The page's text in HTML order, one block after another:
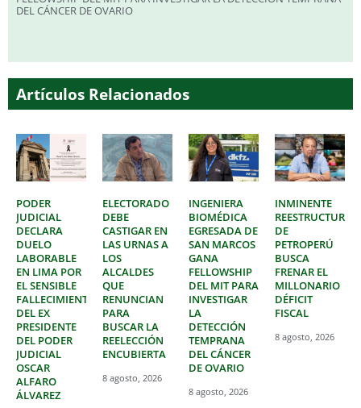
DEL CÁNCER DE OVARIO
Artículos Relacionados
PODER
JUDICIAL
DECLARA
DUELO
LABORABLE
EN LIMA POR
EL SENSIBLE
FALLECIMIENTO
DEL EX
PRESIDENTE
DEL PODER
JUDICIAL
OSCAR
ALFARO
ÁLVAREZ
ELECTORADO
DEBE
CASTIGAR EN
LAS URNAS A
LOS
ALCALDES
QUE
RENUNCIAN
PARA
BUSCAR LA
REELECCIÓN
ENCUBIERTA
8 agosto, 2026
INGENIERA
BIOMÉDICA
EGRESADA DE
SAN MARCOS
GANA
FELLOWSHIP
DEL MIT PARA
INVESTIGAR
LA
DETECCIÓN
TEMPRANA
DEL CÁNCER
DE OVARIO
8 agosto, 2026
INMINENTE
DE
PETROPERÚ
BUSCA
FRENAR EL
MILLONARIO
DÉFICIT
FISCAL
8 agosto, 2026